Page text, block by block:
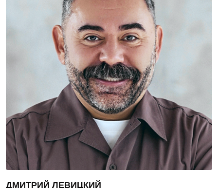
ДМИТРИЙ ЛЕВИЦКИЙ